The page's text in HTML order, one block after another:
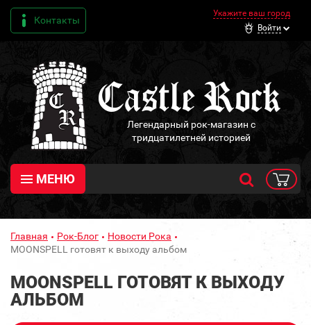
Контакты
Укажите ваш город
Войти
Легендарный рок-магазин с
тридцатилетней историей
МЕНЮ
Главная Рок-Блог
Новости Рока
MOONSPELL готовят к выходу альбом
MOONSPELL ГОТОВЯТ К ВЫХОДУ
АЛЬБОМ